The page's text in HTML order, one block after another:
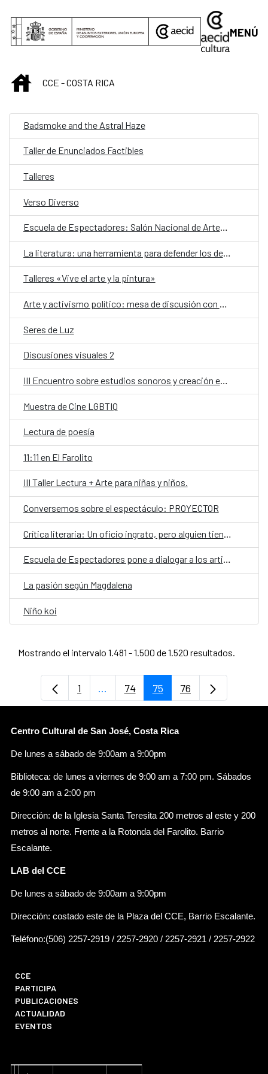
MENÚ
INICIO
CCE - COSTA RICA
Badsmoke and the Astral Haze
Taller de Enunciados Factibles
Talleres
Verso Diverso
Escuela de Espectadores: Salón Nacional de Artes Visuales 2017
La literatura: una herramienta para defender los derechos sexuales
Talleres «Vive el arte y la pintura»
Arte y activismo político: mesa de discusión con Núria Güell
Seres de Luz
Discusiones visuales 2
III Encuentro sobre estudios sonoros y creación experimental
Muestra de Cine LGBTIQ
Lectura de poesía
11:11 en El Farolito
III Taller Lectura + Arte para niñas y niños.
Conversemos sobre el espectáculo: PROYECTOR
Escuela de Espectadores pone a dialogar a los artistas y a los públicos
La pasión según Magdalena
Niño koi
Mostrando el intervalo 1.481 - 1.500 de 1.520 resultados.
Página
1 ...Páginas intermedias Use TAB para
Página
74 Página
75 Página
76
Centro Cultural de San José, Costa Rica
De lunes a sábado de 9:00am a 9:00pm
Biblioteca: de lunes a viernes de 9:00 am a 7:00 pm. Sábados
de 9:00 am a 2:00 pm
Dirección: de la Iglesia Santa Teresita 200 metros al este y 200
metros al norte. Frente a la Rotonda del Farolito. Barrio
Escalante.
LAB del CCE
De lunes a sábado de 9:00am a 9:00pm
Dirección: costado este de la Plaza del CCE, Barrio Escalante.
Teléfono:(506) 2257-2919 / 2257-2920 / 2257-2921 / 2257-2922
CCE
PARTICIPA
PUBLICACIONES
ACTUALIDAD
EVENTOS